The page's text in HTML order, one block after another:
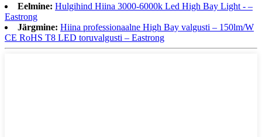
Eelmine: Hulgihind Hiina 3000-6000k Led High Bay Light - –
Eastrong
Järgmine: Hiina professionaalne High Bay valgusti – 150lm/W
CE RoHS T8 LED toruvalgusti – Eastrong